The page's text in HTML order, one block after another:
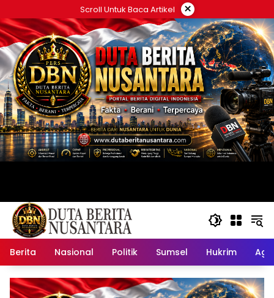
ke
konten
Scroll Untuk Baca Artikel ×
Berita Nasional Politik Sumsel Hukrim